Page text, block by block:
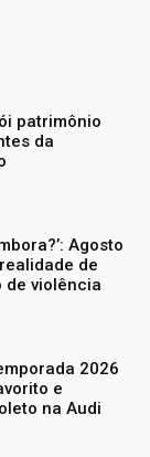
patrimônio
da
Agosto
de
de violência
2026
e
na Audi